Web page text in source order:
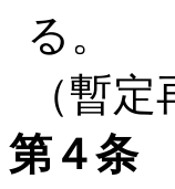
る。
（暫
第４条